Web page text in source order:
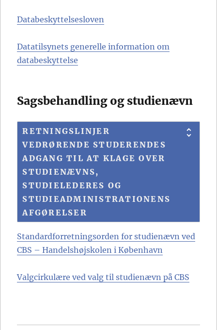
Databeskyttelsesloven
Datatilsynets generelle information om
databeskyttelse
Sagsbehandling og studienævn
RETNINGSLINJER
VEDRØRENDE STUDERENDES
ADGANG TIL AT KLAGE OVER
STUDIENÆVNS,
STUDIELEDERES OG
STUDIEADMINISTRATIONENS
AFGØRELSER
Standardforretningsorden for studienævn ved
CBS – Handelshøjskolen i København
Valgcirkulære ved valg til studienævn på CBS